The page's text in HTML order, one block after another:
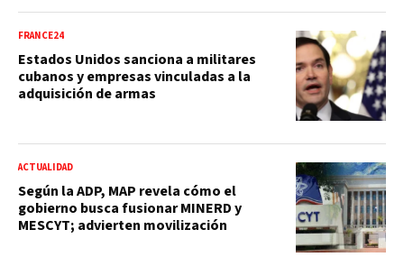
FRANCE24
Estados Unidos sanciona a militares
cubanos y empresas vinculadas a la
adquisición de armas
ACTUALIDAD
Según la ADP, MAP revela cómo el
gobierno busca fusionar MINERD y
MESCYT; advierten movilización